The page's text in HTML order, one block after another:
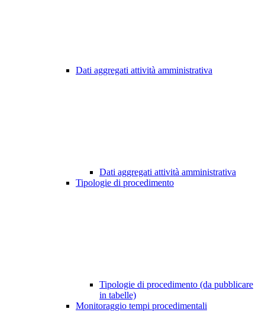
Dati aggregati attività amministrativa
Dati aggregati attività amministrativa
Tipologie di procedimento
Tipologie di procedimento (da pubblicare
in tabelle)
Monitoraggio tempi procedimentali